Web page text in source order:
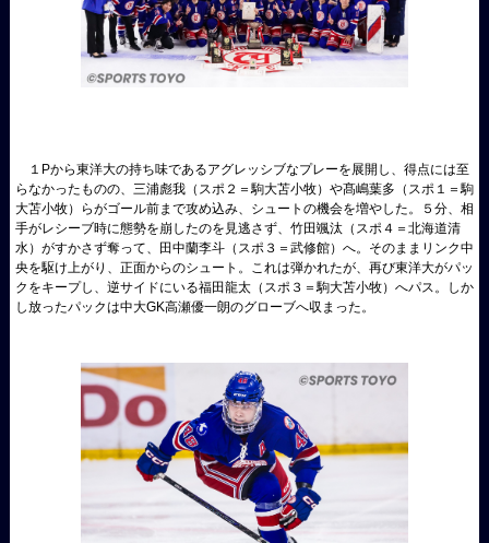
１Pから東洋大の持ち味であるアグレッシブなプレーを展開し、得点には至
らなかったものの、三浦彪我（スポ２＝駒大苫小牧）や髙嶋葉多（スポ１＝駒
大苫小牧）らがゴール前まで攻め込み、シュートの機会を増やした。５分、相
手がレシーブ時に態勢を崩したのを見逃さず、竹田颯汰（スポ４＝北海道清
水）がすかさず奪って、田中蘭李斗（スポ３＝武修館）へ。そのままリンク中
央を駆け上がり、正面からのシュート。これは弾かれたが、再び東洋大がパッ
クをキープし、逆サイドにいる福田龍太（スポ３＝駒大苫小牧）へパス。しか
し放ったパックは中大GK高瀬優一朗のグローブへ収まった。